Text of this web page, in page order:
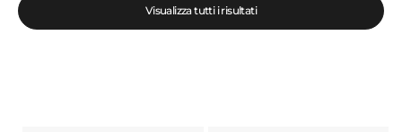
Visualizza tutti i risultati